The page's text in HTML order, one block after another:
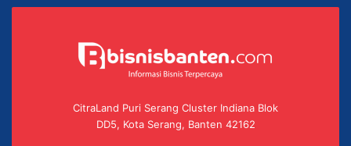
CitraLand Puri Serang Cluster Indiana Blok
DD5, Kota Serang, Banten 42162